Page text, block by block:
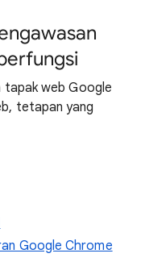
tapak web Google
tetapan yang
Google Chrome